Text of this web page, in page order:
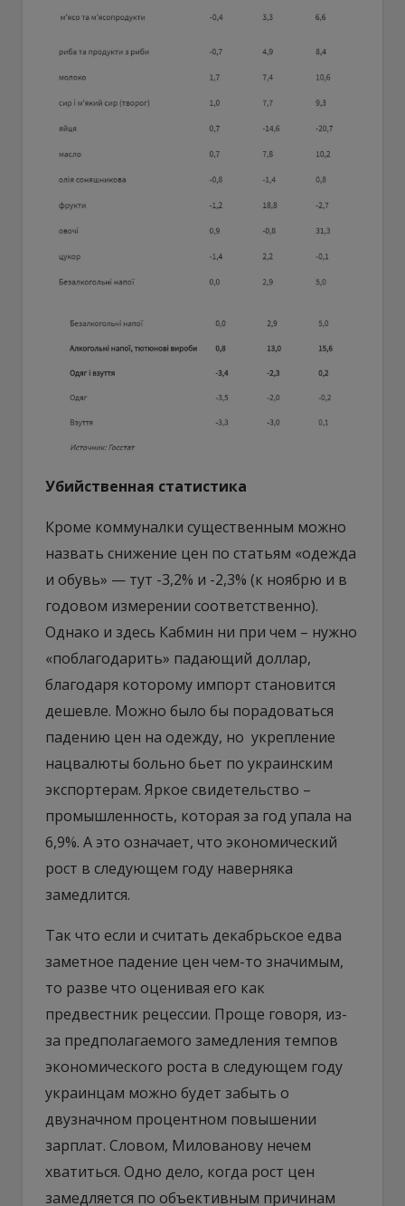
Убийственная статистика
Кроме коммуналки существенным можно
назвать снижение цен по статьям «одежда
и обувь» — тут -3,2% и -2,3% (к ноябрю и в
годовом измерении соответственно).
Однако и здесь Кабмин ни при чем – нужно
«поблагодарить» падающий доллар,
благодаря которому импорт становится
дешевле. Можно было бы порадоваться
падению цен на одежду, но укрепление
нацвалюты больно бьет по украинским
экспортерам. Яркое свидетельство –
промышленность, которая за год упала на
6,9%. А это означает, что экономический
рост в следующем году наверняка
замедлится.
Так что если и считать декабрьское едва
заметное падение цен чем-то значимым,
то разве что оценивая его как
предвестник рецессии. Проще говоря, из-
за предполагаемого замедления темпов
экономического роста в следующем году
украинцам можно будет забыть о
двузначном процентном повышении
зарплат. Словом, Милованову нечем
хватиться. Одно дело, когда рост цен
замедляется по объективным причинам